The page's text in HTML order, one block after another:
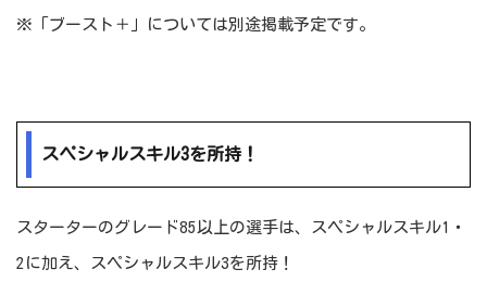
※「ブースト＋」については別途掲載予定です。
スペシャルスキル3を所持！
スターターのグレード85以上の選手は、スペシャルスキル1・
2に加え、スペシャルスキル3を所持！